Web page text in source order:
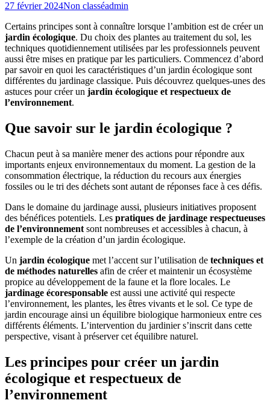
27 février 2024Non classéadmin
Certains principes sont à connaître lorsque l’ambition est de créer un
jardin écologique. Du choix des plantes au traitement du sol, les
techniques quotidiennement utilisées par les professionnels peuvent
aussi être mises en pratique par les particuliers. Commencez d’abord
par savoir en quoi les caractéristiques d’un jardin écologique sont
différentes du jardinage classique. Puis découvrez quelques-unes des
astuces pour créer un jardin écologique et respectueux de
l’environnement.
Que savoir sur le jardin écologique ?
Chacun peut à sa manière mener des actions pour répondre aux
importants enjeux environnementaux du moment. La gestion de la
consommation électrique, la réduction du recours aux énergies
fossiles ou le tri des déchets sont autant de réponses face à ces défis.
Dans le domaine du jardinage aussi, plusieurs initiatives proposent
des bénéfices potentiels. Les pratiques de jardinage respectueuses
de l’environnement sont nombreuses et accessibles à chacun, à
l’exemple de la création d’un jardin écologique.
Un jardin écologique met l’accent sur l’utilisation de techniques et
de méthodes naturelles afin de créer et maintenir un écosystème
propice au développement de la faune et la flore locales. Le
jardinage écoresponsable est aussi une activité qui respecte
l’environnement, les plantes, les êtres vivants et le sol. Ce type de
jardin encourage ainsi un équilibre biologique harmonieux entre ces
différents éléments. L’intervention du jardinier s’inscrit dans cette
perspective, visant à préserver cet équilibre naturel.
Les principes pour créer un jardin
écologique et respectueux de
l’environnement